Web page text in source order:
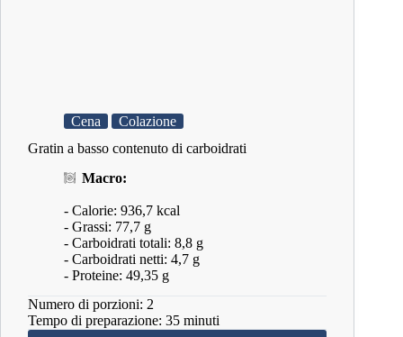
Cena
Colazione
Gratin a basso contenuto di carboidrati
Macro:
- Calorie: 936,7 kcal
- Grassi: 77,7 g
- Carboidrati totali: 8,8 g
- Carboidrati netti: 4,7 g
- Proteine: 49,35 g
Numero di porzioni: 2
Tempo di preparazione: 35 minuti